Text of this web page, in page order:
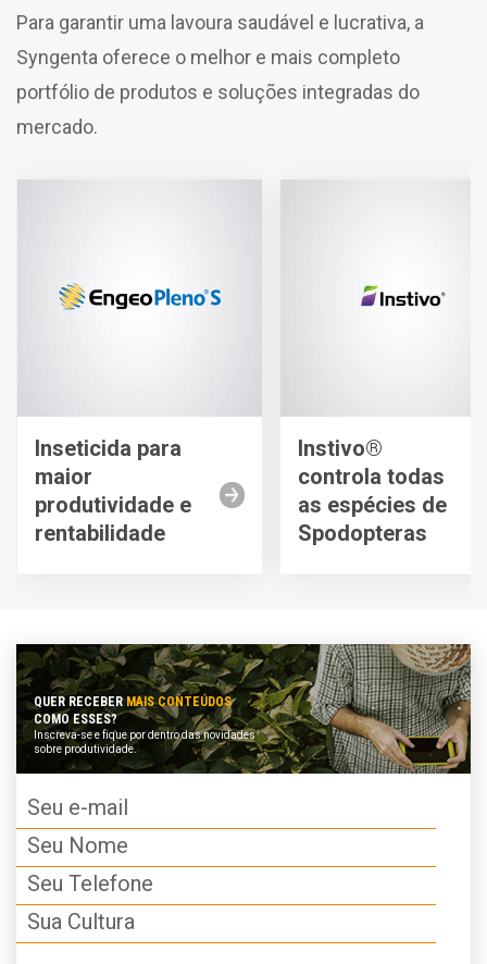
Para garantir uma lavoura saudável e lucrativa, a
Syngenta oferece o melhor e mais completo
portfólio de produtos e soluções integradas do
mercado.
Inseticida para
maior
produtividade e
rentabilidade
Instivo®
controla todas
as espécies de
Spodopteras
QUER RECEBER MAIS CONTEÚDOS
COMO ESSES?
Inscreva-se e fique por dentro das novidades
sobre produtividade.